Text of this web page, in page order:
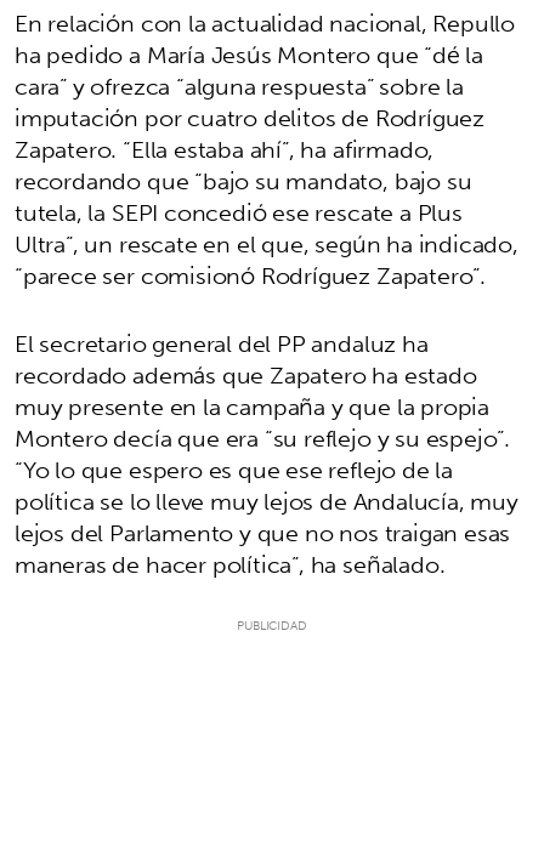
En relación con la actualidad nacional, Repullo
ha pedido a María Jesús Montero que “dé la
cara” y ofrezca “alguna respuesta” sobre la
imputación por cuatro delitos de Rodríguez
Zapatero. “Ella estaba ahí”, ha afirmado,
recordando que “bajo su mandato, bajo su
tutela, la SEPI concedió ese rescate a Plus
Ultra”, un rescate en el que, según ha indicado,
“parece ser comisionó Rodríguez Zapatero”.
El secretario general del PP andaluz ha
recordado además que Zapatero ha estado
muy presente en la campaña y que la propia
Montero decía que era “su reflejo y su espejo”.
“Yo lo que espero es que ese reflejo de la
política se lo lleve muy lejos de Andalucía, muy
lejos del Parlamento y que no nos traigan esas
maneras de hacer política”, ha señalado.